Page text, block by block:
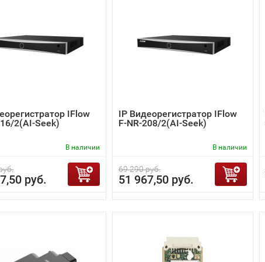
IFlow
2(AI-Seek)
В наличии
руб.
IP Видеорегистратор IFlow
F-NR-208/2(AI-Seek)
В наличии
69 290 руб.
51 967,50 руб.